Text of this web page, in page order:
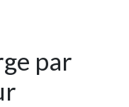
par